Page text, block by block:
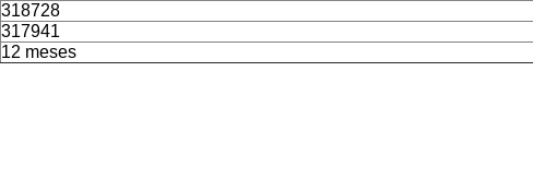
318728
317941
12 meses